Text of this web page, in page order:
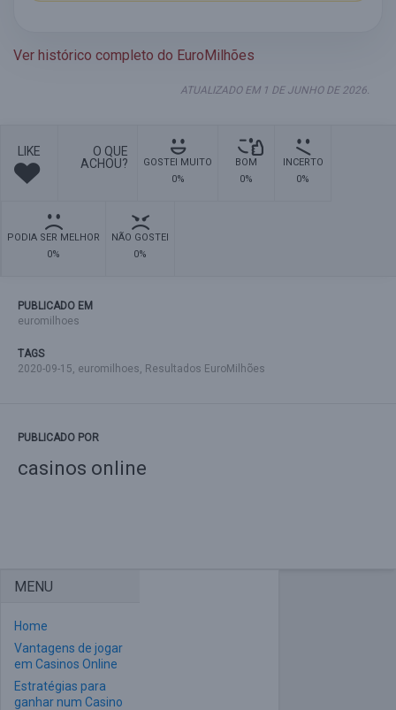
Ver histórico completo do EuroMilhões
ATUALIZADO EM 1 DE JUNHO DE 2026.
LIKE
O QUE
ACHOU?
GOSTEI MUITO
0%
BOM
0%
INCERTO
0%
PODIA SER MELHOR
0%
NÃO GOSTEI
0%
PUBLICADO EM
euromilhoes
TAGS
2020-09-15, euromilhoes, Resultados EuroMilhões
PUBLICADO POR
casinos online
MENU
Home
Vantagens de jogar
em Casinos Online
Estratégias para
ganhar num Casino